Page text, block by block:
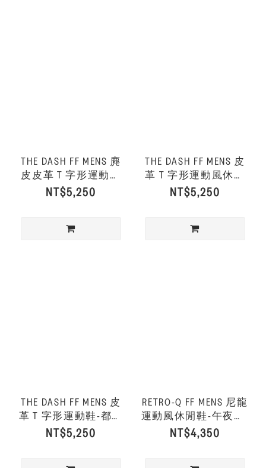
THE DASH FF MENS 麂
皮皮革 T 字形運動風
休閒鞋-深橄欖色/奶油
色
NT$5,250
THE DASH FF MENS 皮
革 T 字形運動風休閒
鞋-黑色
NT$5,250
THE DASH FF MENS 皮
革 T 字形運動鞋-都會
白
NT$5,250
RETRO-Q FF MENS 尼龍
運動風休閒鞋-午夜藍/
落日橙
NT$4,350